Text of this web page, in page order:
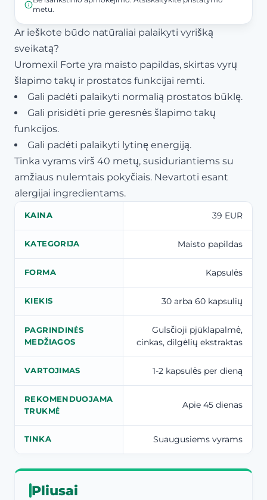
metu.
Ar ieškote būdo natūraliai palaikyti vyrišką
sveikatą?
Uromexil Forte yra maisto papildas, skirtas vyrų
šlapimo takų ir prostatos funkcijai remti.
Gali padėti palaikyti normalią prostatos būklę.
Gali prisidėti prie geresnės šlapimo takų
funkcijos.
Gali padėti palaikyti lytinę energiją.
Tinka vyrams virš 40 metų, susiduriantiems su
amžiaus nulemtais pokyčiais. Nevartoti esant
alergijai ingredientams.
KAINA 39 EUR
KATEGORIJA Maisto papildas
FORMA Kapsulės
KIEKIS 30 arba 60 kapsulių
PAGRINDINĖS
MEDŽIAGOS
Gulsčioji pjūklapalmė,
cinkas, dilgėlių ekstraktas
VARTOJIMAS 1-2 kapsulės per dieną
REKOMENDUOJAMA
TRUKMĖ
Apie 45 dienas
TINKA Suaugusiems vyrams
Pliusai